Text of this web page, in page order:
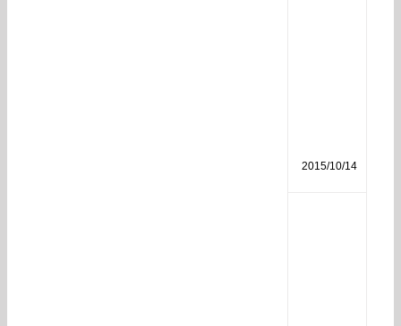
2015/10/14